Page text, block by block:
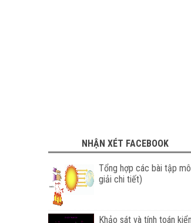
NHẬN XÉT FACEBOOK
Tổng hợp các bài tập
giải chi tiết)
Khảo sát và tính toán